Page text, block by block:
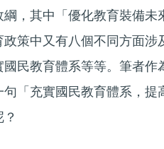
，其中「優化教育裝備未
策中又有八個不同方面涉
民教育體系等等。筆者作
「充實國民教育體系，提